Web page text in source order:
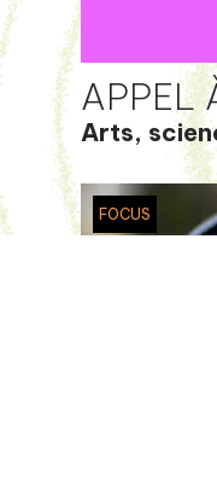
APPEL
Arts,
FOCUS